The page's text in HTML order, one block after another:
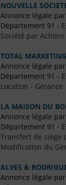
NOUVELLE
Annonce légale
Département 91 -
Société par
TOTAL
Annonce légale
Département 91 -
Location - Gérance
LA MAISON DU
Annonce légale
Département 91 -
Transfert de siège
Modification du
ALVES &
Annonce légale